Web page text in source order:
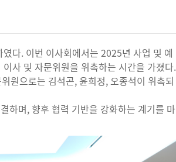
다. 이번 이사회에서는 2025년 사업 및 예
사 및 자문위원을 위촉하는 시간을 가졌다.
원으로는 김석곤, 윤희정, 오종석이 위촉되
하며, 향후 협력 기반을 강화하는 계기를 마